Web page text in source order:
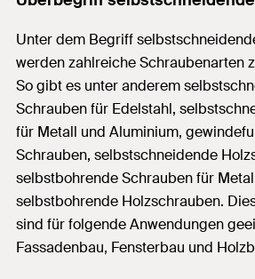
Unter dem Begriff
werden zahlreiche Schraubenarten
So gibt es unter anderem
Schrauben für Edelstahl,
für Metall und Aluminium,
Schrauben, selbstschneidende
selbstbohrende Schrauben für
selbstbohrende Holzschrauben.
sind für folgende Anwendungen
Fassadenbau, Fensterbau und